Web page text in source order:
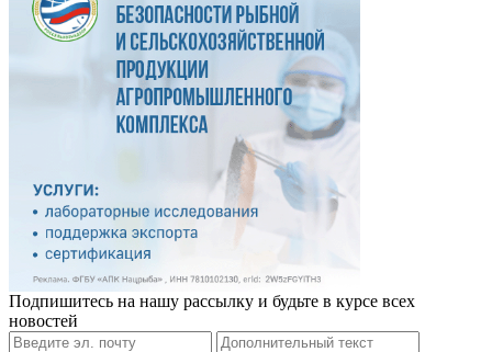
Подпишитесь на нашу рассылку и будьте в курсе всех
новостей